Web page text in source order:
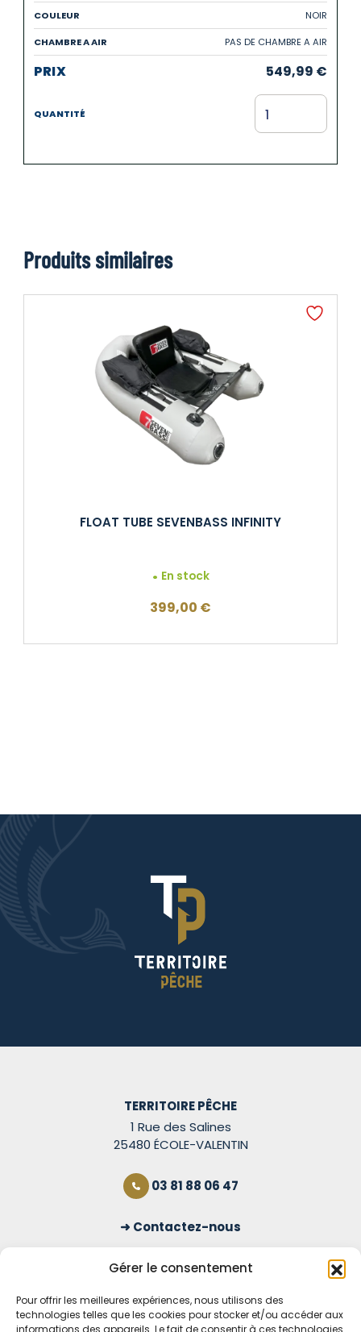
Gérer le consentement
Pour offrir les meilleures expériences, nous utilisons des
technologies telles que les cookies pour stocker et/ou accéder aux
informations des appareils. Le fait de consentir à ces technologies
NOIR
PAS DE CHAMBRE A AIR
549,99 €
Produits similaires
FLOAT TUBE SEVENBASS INFINITY
En stock
399,00 €
TERRITOIRE PÊCHE
1 Rue des Salines
25480 ÉCOLE-VALENTIN
03 81 88 06 47
Contactez-nous
OUVERT TOUS LES JOURS